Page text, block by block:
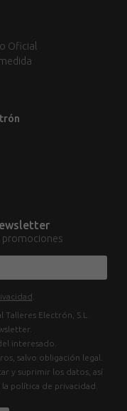
Oficial
promociones
Talleres Electrón, S.L.
interesado.
salvo obligación legal.
y suprimir los datos, así
política de privacidad.